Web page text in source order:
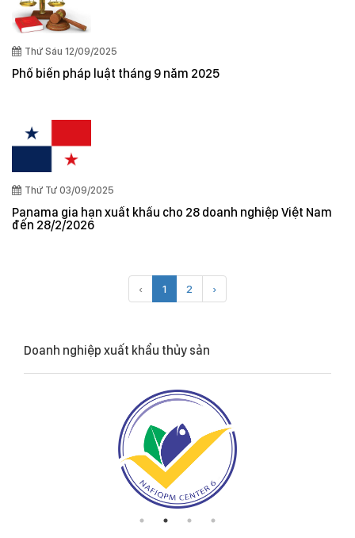
Thứ Sáu 12/09/2025
Phổ biến pháp luật tháng 9 năm 2025
Thứ Tư 03/09/2025
Panama gia hạn xuất khẩu cho 28 doanh nghiệp Việt Nam
đến 28/2/2026
‹ 1 2 ›
Doanh nghiệp xuất khẩu thủy sản